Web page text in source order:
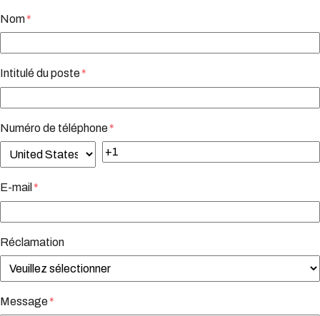
Nom*
Intitulé du poste*
Numéro de téléphone*
E-mail *
Réclamation
Message*